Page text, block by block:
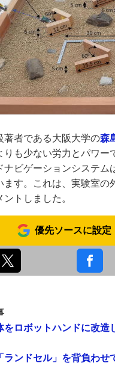
著者である大阪大学の森
りも少ない労力とパワ
ナビゲーションシステ
ます。これは、実験室
トしました。
優先ソースに設定
をロボットハンドに改
ランドセル」を背負わ